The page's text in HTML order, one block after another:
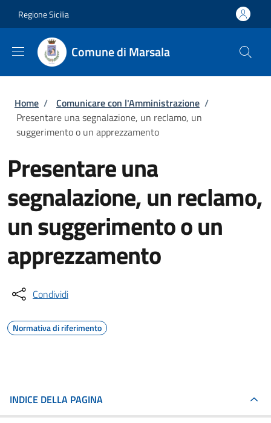
Regione Sicilia
Comune di Marsala
Briciole di pane
Home / Comunicare con l'Amministrazione /
Presentare una segnalazione, un reclamo, un
suggerimento o un apprezzamento
Presentare una
segnalazione, un reclamo,
un suggerimento o un
apprezzamento
Condividi
Normativa di riferimento
INDICE DELLA PAGINA